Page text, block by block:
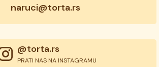
naruci@torta.rs
@torta.rs
PRATI NAS NA INSTAGRAMU